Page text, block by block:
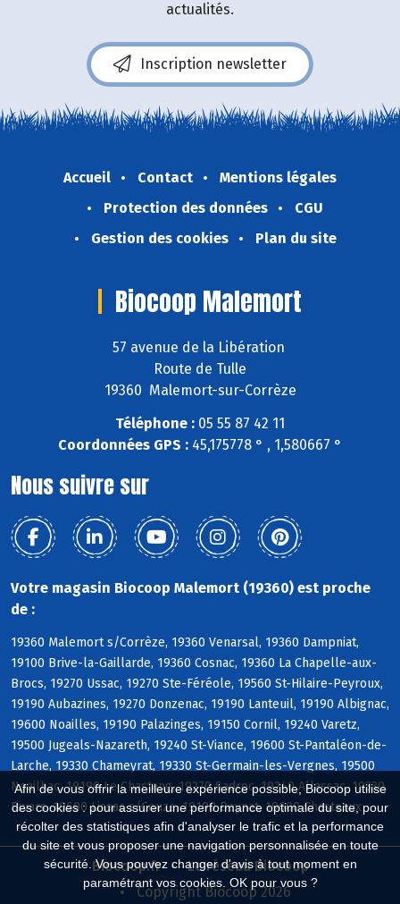
Afin de vous offrir la meilleure expérience possible, Biocoop utilise
des cookies : pour assurer une performance optimale du site, pour
récolter des statistiques afin d'analyser le trafic et la performance
du site et vous proposer une navigation personnalisée en toute
sécurité. Vous pouvez changer d'avis à tout moment en
paramétrant vos cookies. OK pour vous ?
actualités.
Inscription newsletter
Accueil Contact
Mentions légales
Protection des données
CGU
Gestion des cookies
Plan du site
Biocoop Malemort
57 avenue de la Libération
Route de Tulle
19360 Malemort-sur-Corrèze
Téléphone : 05 55 87 42 11
Coordonnées GPS : 45,175778 ° , 1,580667 °
Nous suivre sur
Votre magasin Biocoop Malemort (19360) est proche
de :
19360 Malemort s/Corrèze, 19360 Venarsal, 19360 Dampniat,
19100 Brive-la-Gaillarde, 19360 Cosnac, 19360 La Chapelle-aux-
Brocs, 19270 Ussac, 19270 Ste-Féréole, 19560 St-Hilaire-Peyroux,
19190 Aubazines, 19270 Donzenac, 19190 Lanteuil, 19190 Albignac,
19600 Noailles, 19190 Palazinges, 19150 Cornil, 19240 Varetz,
19500 Jugeals-Nazareth, 19240 St-Viance, 19600 St-Pantaléon-de-
Larche, 19330 Chameyrat, 19330 St-Germain-les-Vergnes, 19500
Noailhac, 19190 Le Chastang, 19270 Sadroc, 19240 Allassac, 19330
Favars, 19600 Lissac s/Couze, 19190 Beynat, 19600 Chasteaux
Biocoop.fr
Le réseau Biocoop
Copyright Biocoop 2026